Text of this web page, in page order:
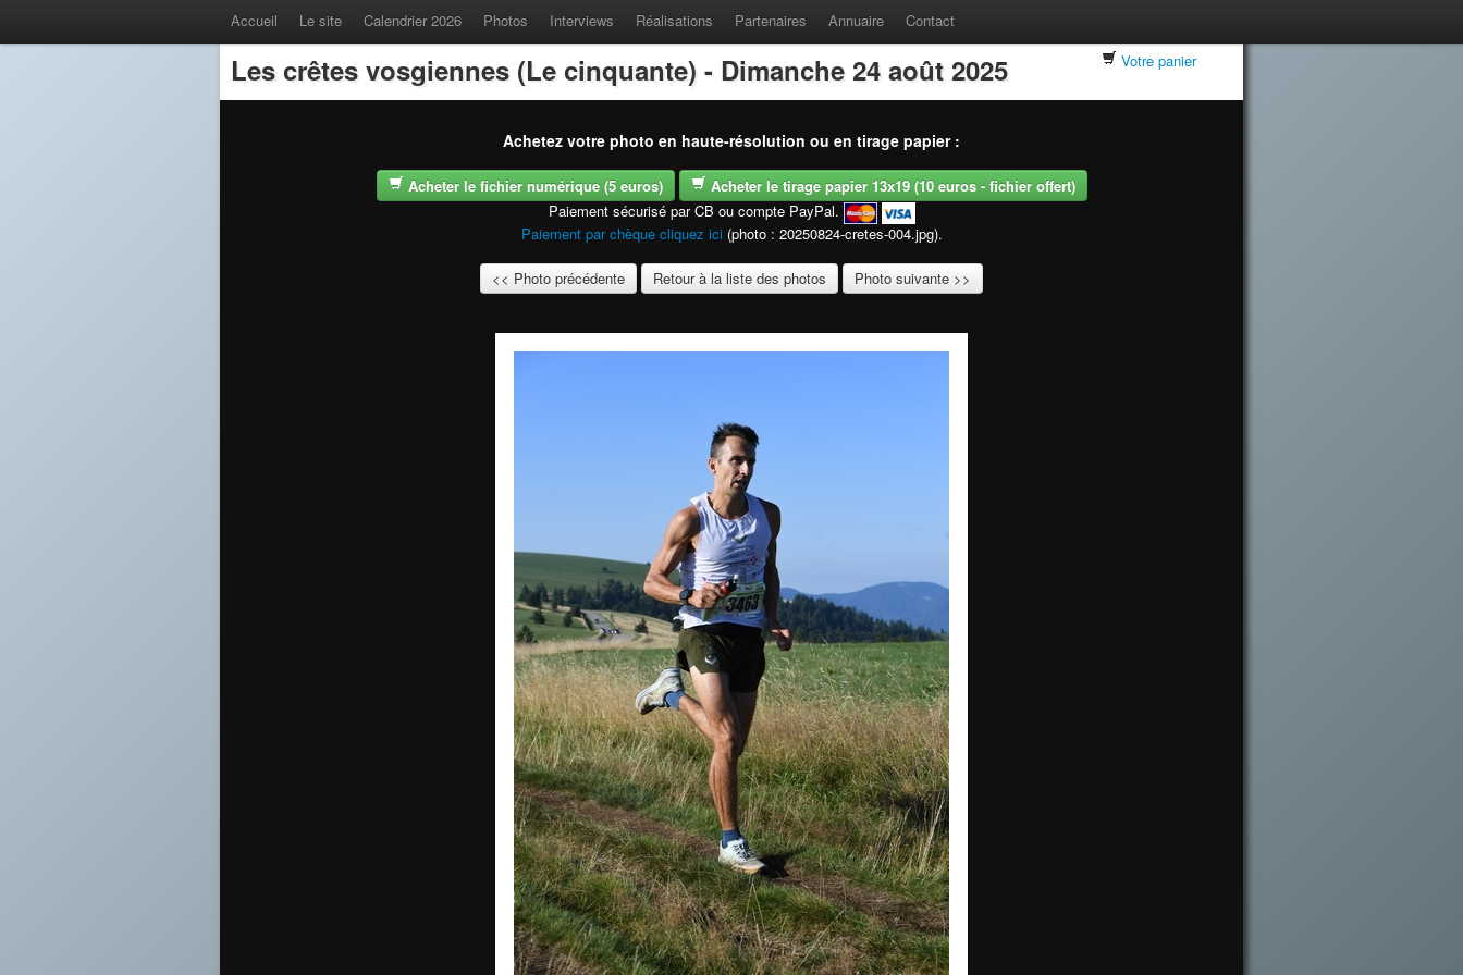
Accueil Le site Calendrier 2026 Photos Interviews Réalisations Partenaires Annuaire Contact
Les crêtes vosgiennes (Le cinquante) - Dimanche 24 août 2025 Votre panier
Achetez votre photo en haute-résolution ou en tirage papier :
Acheter le fichier numérique (5 euros)
Acheter le tirage papier 13x19 (10 euros - fichier offert)
Paiement sécurisé par CB ou compte PayPal.
Paiement par chèque cliquez ici (photo : 20250824-cretes-004.jpg).
<< Photo précédente Retour à la liste des photos Photo suivante >>